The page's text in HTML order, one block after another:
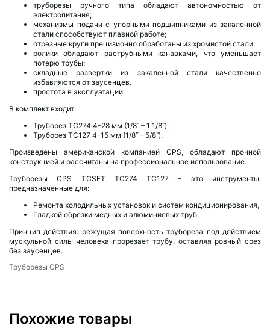
труборезы ручного типа обладают автономностью от
электропитания;
механизмы подачи с упорными подшипниками из закаленной
стали способствуют плавной работе;
отрезные круги прецизионно обработаны из хромистой стали;
ролики обладают раструбными канавками, что уменьшает
потерю трубы;
складные развертки из закаленной стали качественно
избавляются от заусенцев.
простота в эксплуатации.
В комплект входит:
Труборез TC274 4–28 мм (1/8˝ – 1 1/8˝),
Труборез TC127 4-15 мм (1/8˝ – 5/8˝).
Произведены американской компанией CPS, обладают прочной
конструкцией и рассчитаны на профессиональное использование.
Труборезы CPS TCSET TC274 TC127 – это инструменты,
предназначенные для:
Ремонта холодильных установок и систем кондиционирования,
Гладкой обрезки медных и алюминиевых труб.
Принцип действия: режущая поверхность трубореза под действием
мускульной силы человека прорезает трубу, оставляя ровный срез
без заусенцев.
Труборезы CPS
Похожие товары